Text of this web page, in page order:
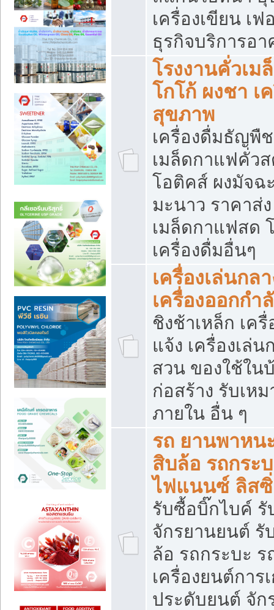
เครื่องเขียน เ
ธุรกิจบริการอ
โรงงานคั่วเม
โกโก้ ผงชา เ
สุขภาพ
เครื่องดื่มธัญพื
เมล็ดกาแฟคั่ว
โอติคส์ ผงมัจฉ
มะนาว ราคาส่
เมล็ดกาแฟสด
เครื่องดื่มอื่นๆ
เครื่องเล่นกล
เครื่องออกกำ
ชิงช้าเหล็ก เค
แจ้ง เครื่องเล่น
สวน ของใช้ใน
ก่อสร้าง รับเห
ภายใน อื่น ๆ
รถ ยานพาหน
สิบล้อ รถกระ
ไฟแนนซ์ ลิส
รับซื้อบิ๊กไบค์
จักรยานยนต์ รั
ล้อ รถกระบะ
เครื่องยนต์การ
ประดับยนต์ จัก